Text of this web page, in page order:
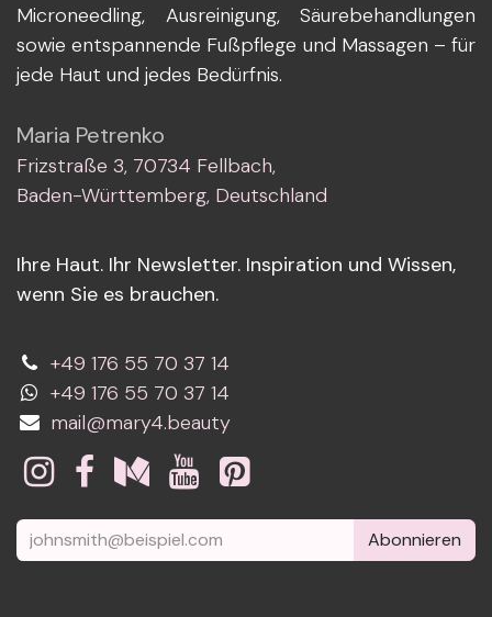
Microneedling, Ausreinigung, Säurebehandlungen
sowie entspannende Fußpflege und Massagen – für
jede Haut und jedes Bedürfnis.
Maria Petrenko
Frizstraße 3, 70734 Fellbach,
Baden-Württemberg, Deutschland
Ihre Haut. Ihr Newsletter. Inspiration und Wissen,
wenn Sie es brauchen.
+49 176 55 70 37 14
+49 176 55 70 37 14
mail@mary4.beauty
Abonnieren